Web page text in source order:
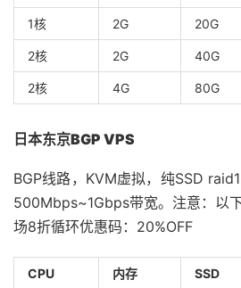
1核 2G 20G
2核 2G 40G
2核 4G 80G
日本东京BGP VPS
BGP线路，KVM虚拟，纯SSD
500Mbps~1Gbps带宽。注意：以
场8折循环优惠码：20%OFF
CPU 内存 SSD